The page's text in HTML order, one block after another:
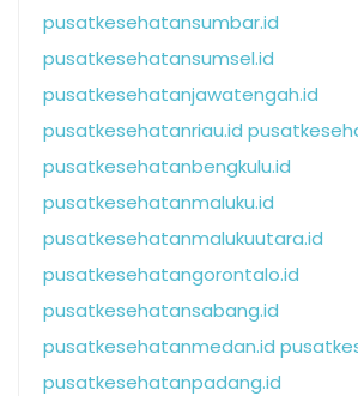
pusatkesehatansumbar.id
pusatkesehatansumsel.id
pusatkesehatanjawatengah.id
pusatkesehatanriau.id
pusatkesehatanbengkulu.id
pusatkesehatanmaluku.id
pusatkesehatanmalukuutara.id
pusatkesehatangorontalo.id
pusatkesehatansabang.id
pusatkesehatanmedan.id
pusatkesehatanpadang.id